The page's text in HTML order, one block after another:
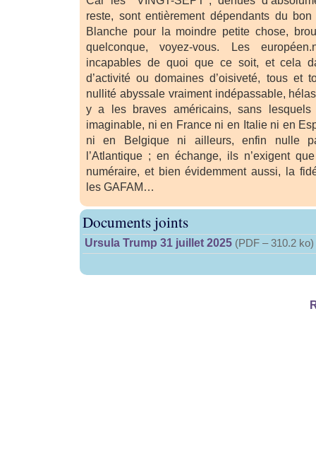
reste, sont entièrement dépendants du
Blanche pour la moindre petite chose,
quelconque, voyez-vous. Les
incapables de quoi que ce soit, et cela
d’activité ou domaines d’oisiveté, tous et
nullité abyssale vraiment indépassable,
y a les braves américains, sans
imaginable, ni en France ni en Italie ni en
ni en Belgique ni ailleurs, enfin nulle
l’Atlantique ; en échange, ils n’exigent
numéraire, et bien évidemment aussi, la
les GAFAM…
Documents joints
Ursula Trump 31 juillet 2025 (PDF – 310.2 ko)